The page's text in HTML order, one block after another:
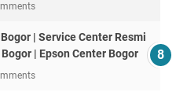
| Service Center Resmi
| Epson Center Bogor